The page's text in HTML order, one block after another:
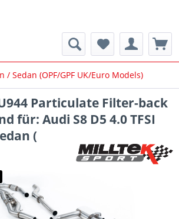
/ Sedan (OPF/GPF UK/Euro Models)
Particulate Filter-back
für: Audi S8 D5 4.0 TFSI
(